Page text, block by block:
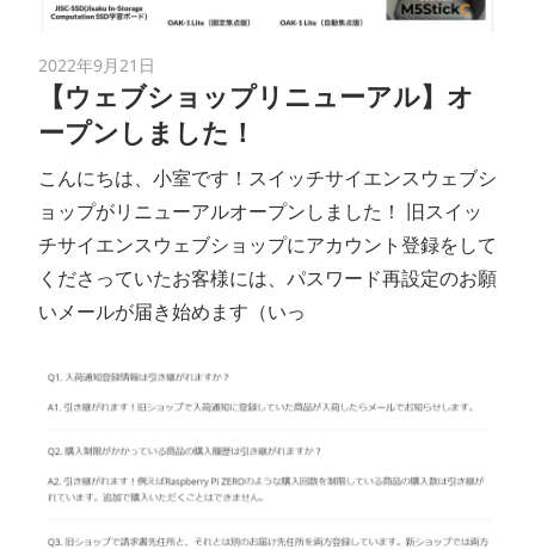
ス
マ
ジ
ン
2022年9月21日
【ウェブショップリニューアル】オ
ープンしました！
こんにちは、小室です！スイッチサイエンスウェブシ
ョップがリニューアルオープンしました！ 旧スイッ
チサイエンスウェブショップにアカウント登録をして
くださっていたお客様には、パスワード再設定のお願
いメールが届き始めます（いっ